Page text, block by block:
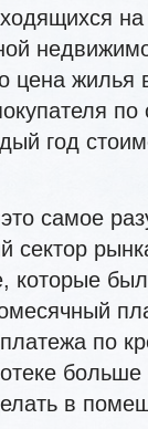
цена жилья
год
самое
сектор
которые
по
в